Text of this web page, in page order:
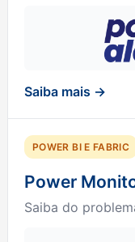
Saiba mais →
POWER BI E FABRIC
Power
Saiba do